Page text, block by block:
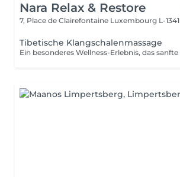
Nara Relax & Restore
7, Place de Clairefontaine Luxembourg L-1341
Tibetische Klangschalenmassage